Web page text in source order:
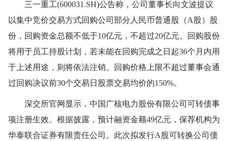
三一重工(600031.SH)公告称，公司董事长向文波提议
以集中竞价交易方式回购公司部分人民币普通股（A股）股
份，回购资金总额不低于10亿元，不超过20亿元。回购股份
将用于员工持股计划，若未能在回购完成之日起36个月内用
于上述用途，则将依法注销。回购价格上限不超过董事会通
过回购决议前30个交易日股票交易均价的150%。
深交所官网显示，中国广核电力股份有限公司可转债事
项注册生效。根据披露，预计融资金额49亿元，保荐机构为
华泰联合证券有限责任公司。此次拟发行A股可转换公司债